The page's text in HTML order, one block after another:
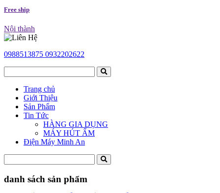
Free ship
Nội thành
0988513875 0932202622
Trang chủ
Giới Thiệu
Sản Phẩm
Tin Tức
HÀNG GIA DỤNG
MÁY HÚT ẨM
Điện Máy Minh An
danh sách sản phẩm